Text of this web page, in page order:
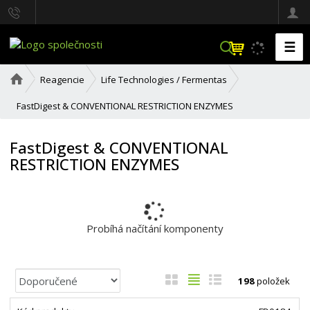
V
h
l
☰
v
o
s
t
Reagencie Life Technologies / Fermentas
FastDigest & CONVENTIONAL RESTRICTION ENZYMES
FastDigest & CONVENTIONAL
RESTRICTION ENZYMES
Probíhá načítání komponenty
z
T
198položek